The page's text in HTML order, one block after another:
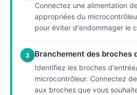
Connectez une alimentation
appropriées du
pour éviter d'endommager le
3 Branchement des broches
Identifiez les broches
microcontrôleur. Connectez
aux broches que vous